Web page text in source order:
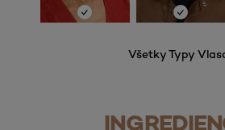
Všetky Typy